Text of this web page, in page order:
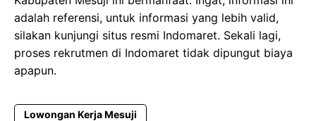
adalah referensi, untuk informasi yang lebih valid,
silakan kunjungi situs resmi Indomaret. Sekali lagi,
proses rekrutmen di Indomaret tidak dipungut biaya
apapun.
Lowongan Kerja Mesuji